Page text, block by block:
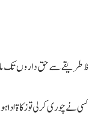
طریقے سے حق داروں تک مال
چوری کر لی تو زکاۃ ادا